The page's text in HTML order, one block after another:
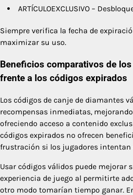
ARTÍCULOEXCLUSIVO –
Siempre verifica la fecha de
maximizar su uso.
Beneficios comparativos de
frente a los códigos expirados
Los códigos de canje de diamantes
recompensas inmediatas,
ofreciendo acceso a contenido
códigos expirados no ofrecen
frustración si los jugadores intentan
Usar códigos válidos puede mejorar
experiencia de juego al permitirte
otro modo tomarían tiempo ganar.